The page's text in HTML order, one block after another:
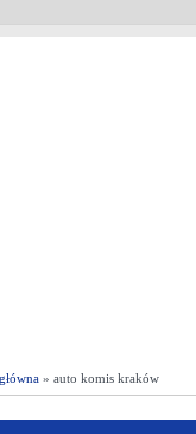
» auto komis kraków